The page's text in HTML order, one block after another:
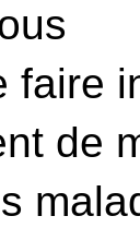
faire
de